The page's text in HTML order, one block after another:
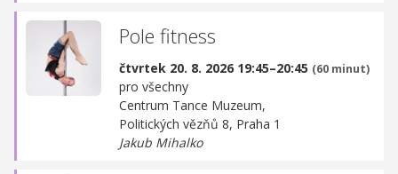
Pole fitness
čtvrtek 20. 8. 2026 19:45–20:45 (60 minut)
pro všechny
Centrum Tance Muzeum,
Politických vězňů 8, Praha 1
Jakub Mihalko